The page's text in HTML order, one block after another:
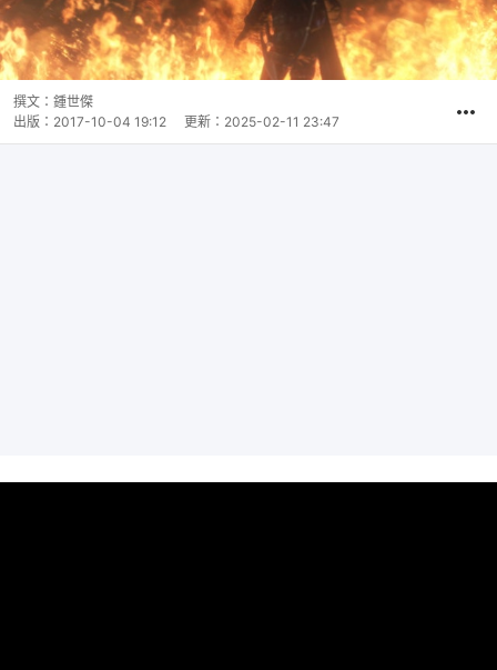
撰文： 鍾世傑
出版： 2017-10-04 19:12 更新： 2025-02-11 23:47